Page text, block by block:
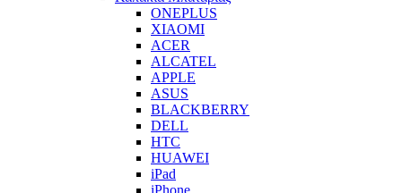
ONEPLUS
XIAOMI
ACER
ALCATEL
APPLE
ASUS
BLACKBERRY
DELL
HTC
HUAWEI
iPad
iPhone